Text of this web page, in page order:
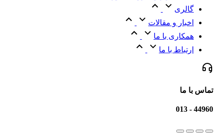
گالری
اخبار و مقالات
همکاری با ما
ارتباط با ما
تماس با ما
44960 - 013